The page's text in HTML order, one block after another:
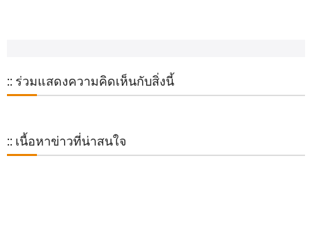
:: ร่วมแสดงความคิดเห็นกับสิ่งนี้
:: เนื้อหาข่าวที่น่าสนใจ